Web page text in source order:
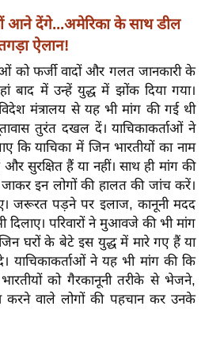
आने देंगे...अमेरिका के साथ डील
ऐलान!
को फर्जी वादों और गलत जानकारी के
बाद में उन्हें युद्ध में झोंक दिया गया।
मंत्रालय से यह भी मांग की गई थी
तुरंत दखल दें। याचिकाकर्ताओं ने
कि याचिका में जिन भारतीयों का नाम
सुरक्षित हैं या नहीं। साथ ही मांग की
जाकर इन लोगों की हालत की जांच करें।
जरूरत पड़ने पर इलाज, कानूनी मदद
दिलाए। परिवारों ने मुआवजे की भी मांग
घरों के बेटे इस युद्ध में मारे गए हैं या
याचिकाकर्ताओं ने यह भी मांग की कि
को गैरकानूनी तरीके से भेजने,
वाले लोगों की पहचान कर उनके